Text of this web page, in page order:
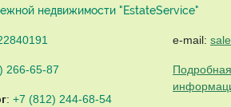
недвижимости "EstateService"
266-65-87
: +7 (812) 244-68-54
e-mail: